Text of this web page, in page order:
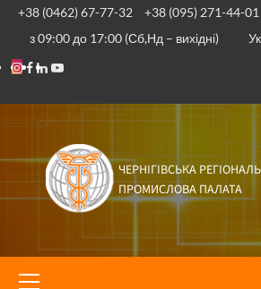
+38 (0462) 67-77-32 +38 (095) 271-44-01
з 09:00 до 17:00 (Сб,Нд – вихідні)
ЧЕРНІГІВСЬКА
ПРОМИСЛОВА ПАЛАТА